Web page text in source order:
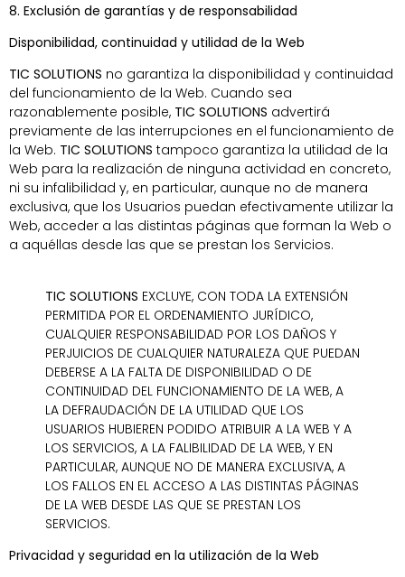
8. Exclusión de garantías y de responsabilidad
Disponibilidad, continuidad y utilidad de la Web
TIC SOLUTIONS no garantiza la disponibilidad y continuidad
del funcionamiento de la Web. Cuando sea
razonablemente posible, TIC SOLUTIONS advertirá
previamente de las interrupciones en el funcionamiento de
la Web. TIC SOLUTIONS tampoco garantiza la utilidad de la
Web para la realización de ninguna actividad en concreto,
ni su infalibilidad y, en particular, aunque no de manera
exclusiva, que los Usuarios puedan efectivamente utilizar la
Web, acceder a las distintas páginas que forman la Web o
a aquéllas desde las que se prestan los Servicios.
TIC SOLUTIONS EXCLUYE, CON TODA LA EXTENSIÓN
PERMITIDA POR EL ORDENAMIENTO JURÍDICO,
CUALQUIER RESPONSABILIDAD POR LOS DAÑOS Y
PERJUICIOS DE CUALQUIER NATURALEZA QUE PUEDAN
DEBERSE A LA FALTA DE DISPONIBILIDAD O DE
CONTINUIDAD DEL FUNCIONAMIENTO DE LA WEB, A
LA DEFRAUDACIÓN DE LA UTILIDAD QUE LOS
USUARIOS HUBIEREN PODIDO ATRIBUIR A LA WEB Y A
LOS SERVICIOS, A LA FALIBILIDAD DE LA WEB, Y EN
PARTICULAR, AUNQUE NO DE MANERA EXCLUSIVA, A
LOS FALLOS EN EL ACCESO A LAS DISTINTAS PÁGINAS
DE LA WEB DESDE LAS QUE SE PRESTAN LOS
SERVICIOS.
Privacidad y seguridad en la utilización de la Web